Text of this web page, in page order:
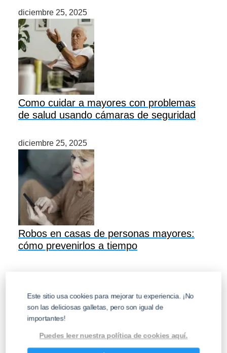
diciembre 25, 2025
Como cuidar a mayores con problemas
de salud usando cámaras de seguridad
diciembre 25, 2025
Robos en casas de personas mayores:
cómo prevenirlos a tiempo
INFORMACION LEGAL
Política de Privacidad
Este sitio usa cookies para mejorar tu experiencia. ¡No
son las deliciosas galletas, pero son igual de
importantes!
Puedes leer nuestra política de cookies aquí.